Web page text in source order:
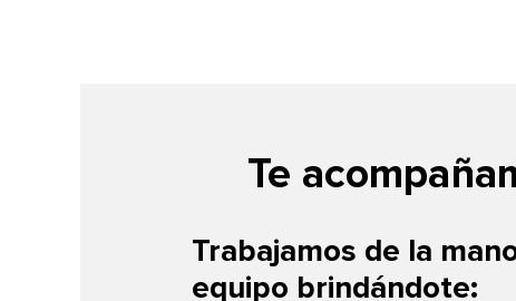
Te
Trabajamos de la
equipo brindándote: